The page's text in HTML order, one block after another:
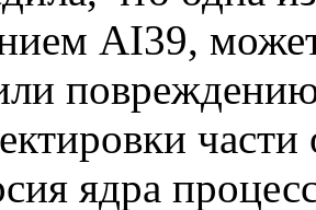
AI39,
ядра